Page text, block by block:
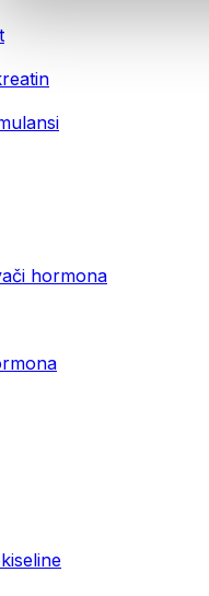
hormona